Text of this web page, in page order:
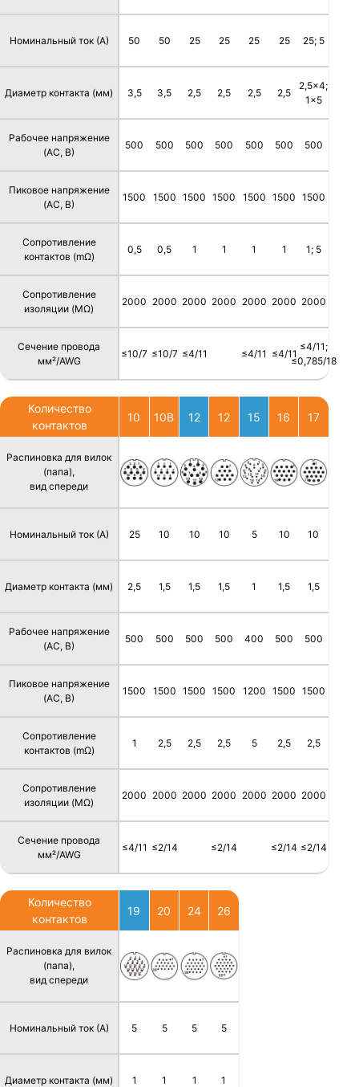
Номинальный ток (А)
Диаметр контакта (мм)
Рабочее напряжение
(AC, В)
Пиковое напряжение
(AC, В)
Сопротивление
контактов (mΩ)
Сопротивление
изоляции (MΩ)
Сечение провода
мм²/AWG
50
3,5
500
1500
0,5
2000
≤10/7
50
3,5
500
1500
0,5
2000
≤10/7
25
2,5
500
1500
1
2000
≤4/11
25
2,5
500
1500
1
2000
25
2,5
500
1500
1
2000
≤4/11
25
2,5
500
1500
1
2000
≤4/11
25; 5
2,5x4;
1x5
500
1500
1; 5
2000
≤4/11;
≤0,785/18
Количество
контактов
Распиновка для вилок
(папа),
вид спереди
Номинальный ток (А)
Диаметр контакта (мм)
Рабочее напряжение
(AC, В)
Пиковое напряжение
(AC, В)
Сопротивление
контактов (mΩ)
Сопротивление
изоляции (MΩ)
Сечение провода
мм²/AWG
10
25
2,5
500
1500
1
2000
≤4/11
10B
10
1,5
500
1500
2,5
2000
≤2/14
12
10
1,5
500
1500
2,5
2000
12
10
1,5
500
1500
2,5
2000
≤2/14
15
5
1
400
1200
5
2000
16
10
1,5
500
1500
2,5
2000
≤2/14
17
10
1,5
500
1500
2,5
2000
≤2/14
Количество
контактов
Распиновка для вилок
(папа),
вид спереди
Номинальный ток (А)
Диаметр контакта (мм)
19
5
1
20
5
1
24
5
1
26
5
1